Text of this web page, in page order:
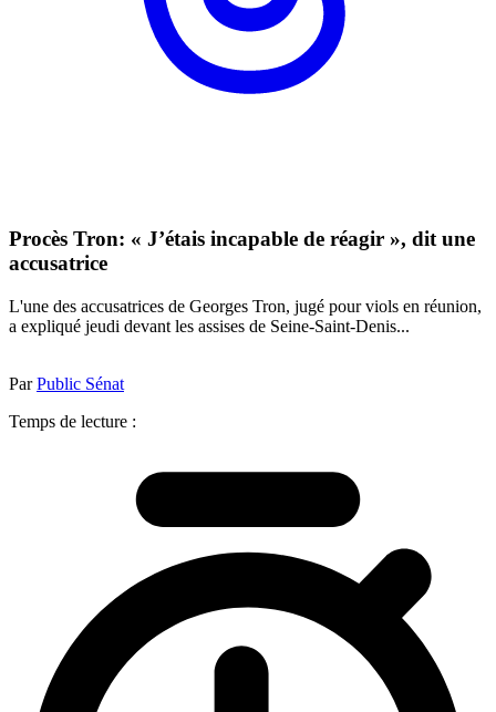
Procès Tron: « J’étais incapable de réagir », dit une
accusatrice
L'une des accusatrices de Georges Tron, jugé pour viols en réunion,
a expliqué jeudi devant les assises de Seine-Saint-Denis...
ParPublic Sénat
Temps de lecture :